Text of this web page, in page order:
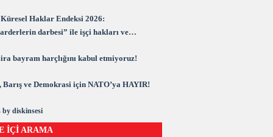
Haklar Endeksi 2026:
darbesi” ile işçi hakları ve
bayram harçlığını kabul etmiyoruz!
Barış ve Demokrasi için NATO’ya HAYIR!
by diskinsesi
İÇİ ARAMA